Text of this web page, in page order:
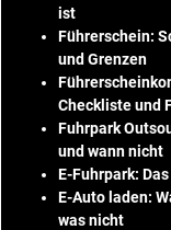
ist
Führerschein:
und Grenzen
Checkliste und
Fuhrpark
und wann nicht
E-Fuhrpark:
E-Auto laden:
was nicht